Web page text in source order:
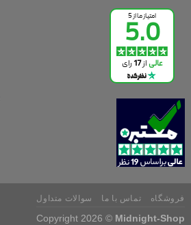
فروشگاه تماس با ما سوالات متداول
Copyright 2026 © Midnight-Shop